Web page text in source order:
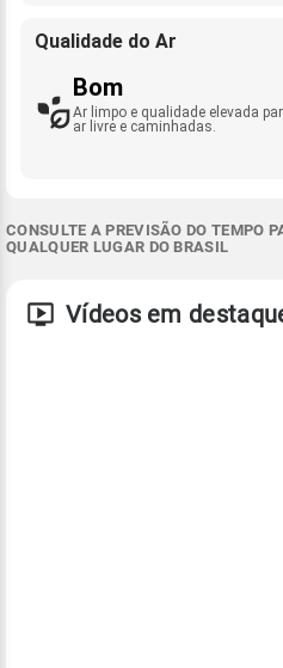
Qualidade do Ar
Bom
Ar limpo e qualidade elevada
ar livre e caminhadas.
CONSULTE A PREVISÃO DO TEMPO
QUALQUER LUGAR DO BRASIL
Vídeos em